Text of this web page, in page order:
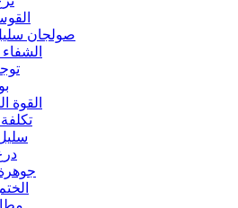
صولجان
القوة